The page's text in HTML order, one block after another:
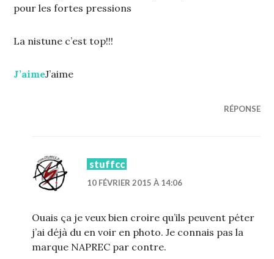
pour les fortes pressions
La nistune c’est top!!!
J’aimeJ’aime
RÉPONSE
stuffcc
10 FÉVRIER 2015 À 14:06
Ouais ça je veux bien croire qu’ils peuvent péter
j’ai déjà du en voir en photo. Je connais pas la
marque NAPREC par contre.